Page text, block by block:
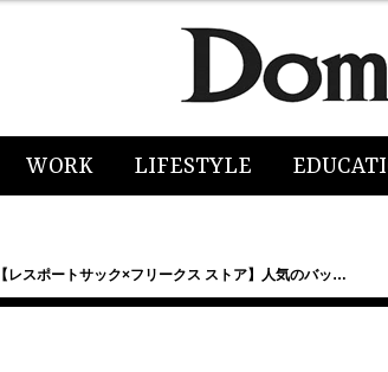
WORK LIFESTYLE
【レスポートサック×フリークス ストア】人気のバッ…